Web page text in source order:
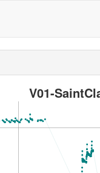
V01-